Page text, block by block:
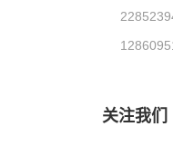
关注我们